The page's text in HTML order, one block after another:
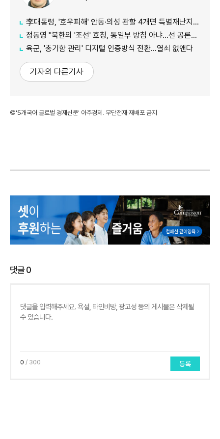
李대통령, '호우피해' 안동·의성 관할 4개면 특별재난지역 선포
정동영 "북한의 '조선' 호칭, 통일부 방침 아냐...선 공론화 먼저"
육군, '총기함 관리' 디지털 인증방식 전환…열쇠 없앤다
기자의 다른기사
©'5개국어 글로벌 경제신문' 아주경제. 무단전재·재배포 금지
댓글0
0 / 300 등록